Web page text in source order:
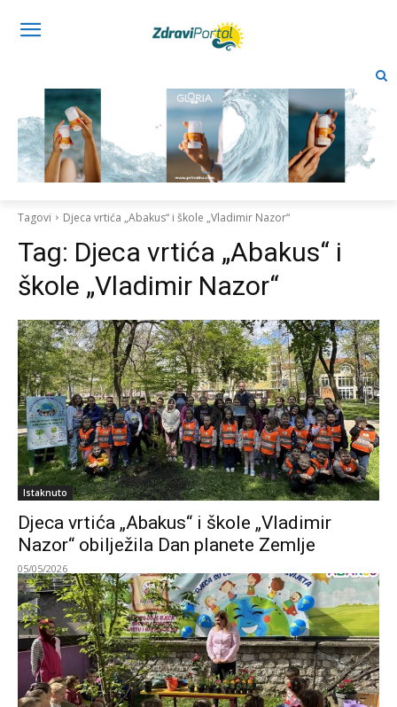
Tagovi Djeca vrtića „Abakus“ i škole „Vladimir Nazor“
Tag: Djeca vrtića „Abakus“ i
škole „Vladimir Nazor“
Istaknuto
Djeca vrtića „Abakus“ i škole „Vladimir
Nazor“ obilježila Dan planete Zemlje
05/05/2026